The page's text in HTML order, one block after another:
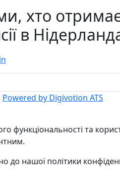
хто
в
Powered by Digivotion ATS
та
нашої політики